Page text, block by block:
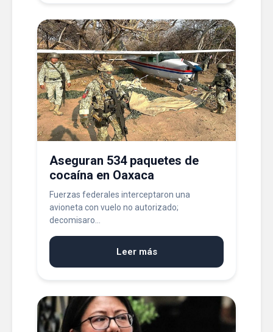
Aseguran 534 paquetes de
cocaína en Oaxaca
Fuerzas federales interceptaron una
avioneta con vuelo no autorizado;
decomisaro...
Leer más